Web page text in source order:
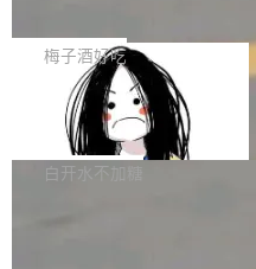
提交的编辑请求也长期处于待
pedia 于去年底上线，定位为由
容的百科平台，被马斯克视为传
维基百科的替代方案。
热门页面还是低关注度页面，
是这样的：配 MessageSource
声明 LocaleResolver、注册
erceptor…五六步之后才能看到
本。 Solon 换了个方式。整个
梅子酒好吃
Apache Doris 4.1 全面增强
支持 UPDATE、MERGE
erg V3
Apache Doris 4.1 要补齐的，
半。在已有查询能力的基础上
白开水不加糖